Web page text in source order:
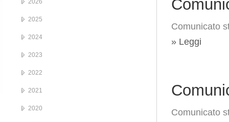
Comunicato
» Leggi
Comunicato
2026
2025
2024
2023
2022
2021
2020